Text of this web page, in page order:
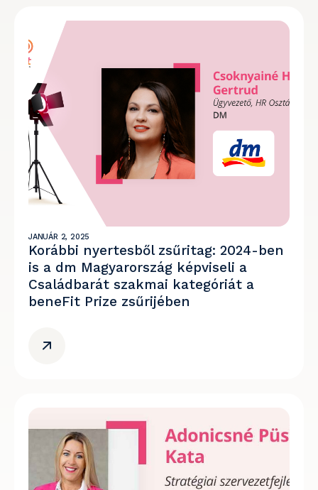
JANUÁR 2, 2025
Korábbi nyertesből zsűritag: 2024-ben
is a dm Magyarország képviseli a
Családbarát szakmai kategóriát a
beneFit Prize zsűrijében